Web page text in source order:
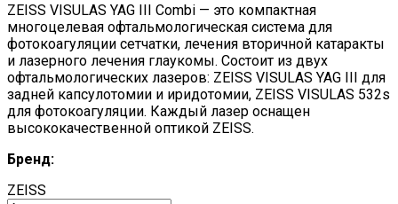
ZEISS VISULAS YAG III Combi — это компактная
многоцелевая офтальмологическая система для
фотокоагуляции сетчатки, лечения вторичной катаракты
и лазерного лечения глаукомы. Состоит из двух
офтальмологических лазеров: ZEISS VISULAS YAG III для
задней капсулотомии и иридотомии, ZEISS VISULAS 532s
для фотокоагуляции. Каждый лазер оснащен
высококачественной оптикой ZEISS.
Бренд:
ZEISS